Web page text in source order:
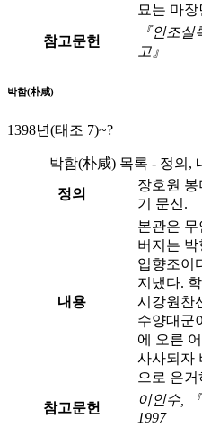
묘는 마
참고문헌
『인조
고』
박함(朴咸)
1398년(태조 7)~?
박함(朴咸) 목록 - 정의,
정의
장호원 봉
기 문신.
내용
본관은
버지는 박
입향조이
지냈다.
시강원찬
수양대군
에 오른
사사되자
으로 은거
참고문헌
이인수,
1997